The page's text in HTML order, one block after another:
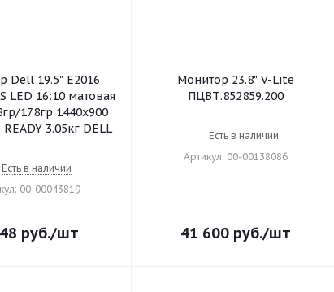
Dell 19.5" E2016
LED 16:10 матовая
178гр 1440x900
3.05кг DELL
Есть в наличии
00-00043819
руб./шт
Монитор 23.8" V-Lite
ПЦВТ.852859.200
Есть в наличии
Артикул: 00-00138086
41 600руб./шт